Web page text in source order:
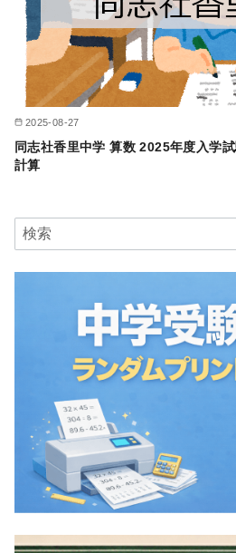
2025-08-27
同志社香里中学 算数 2025年度入学
計算